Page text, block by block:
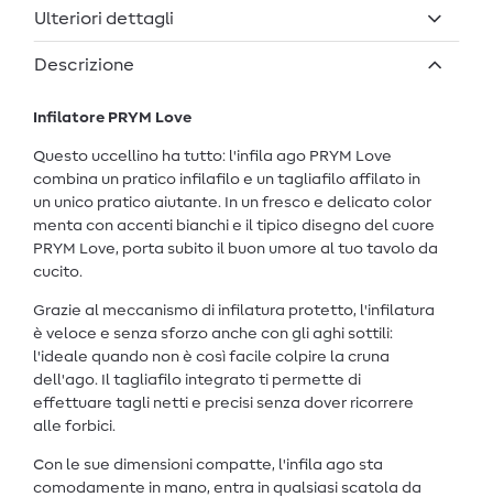
Ulteriori dettagli
Descrizione
Infilatore PRYM Love
Questo uccellino ha tutto: l'infila ago PRYM Love
combina un pratico infilafilo e un tagliafilo affilato in
un unico pratico aiutante. In un fresco e delicato color
menta con accenti bianchi e il tipico disegno del cuore
PRYM Love, porta subito il buon umore al tuo tavolo da
cucito.
Grazie al meccanismo di infilatura protetto, l'infilatura
è veloce e senza sforzo anche con gli aghi sottili:
l'ideale quando non è così facile colpire la cruna
dell'ago. Il tagliafilo integrato ti permette di
effettuare tagli netti e precisi senza dover ricorrere
alle forbici.
Con le sue dimensioni compatte, l'infila ago sta
comodamente in mano, entra in qualsiasi scatola da